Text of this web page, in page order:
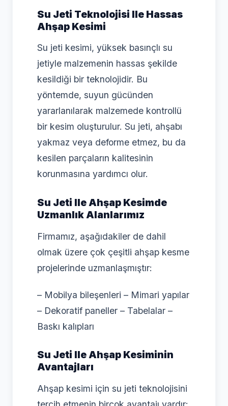
Su Jeti Teknolojisi Ile Hassas
Ahşap Kesimi
Su jeti kesimi, yüksek basınçlı su
jetiyle malzemenin hassas şekilde
kesildiği bir teknolojidir. Bu
yöntemde, suyun gücünden
yararlanılarak malzemede kontrollü
bir kesim oluşturulur. Su jeti, ahşabı
yakmaz veya deforme etmez, bu da
kesilen parçaların kalitesinin
korunmasına yardımcı olur.
Su Jeti Ile Ahşap Kesimde
Uzmanlık Alanlarımız
Firmamız, aşağıdakiler de dahil
olmak üzere çok çeşitli ahşap kesme
projelerinde uzmanlaşmıştır:
– Mobilya bileşenleri – Mimari yapılar
– Dekoratif paneller – Tabelalar –
Baskı kalıpları
Su Jeti Ile Ahşap Kesiminin
Avantajları
Ahşap kesimi için su jeti teknolojisini